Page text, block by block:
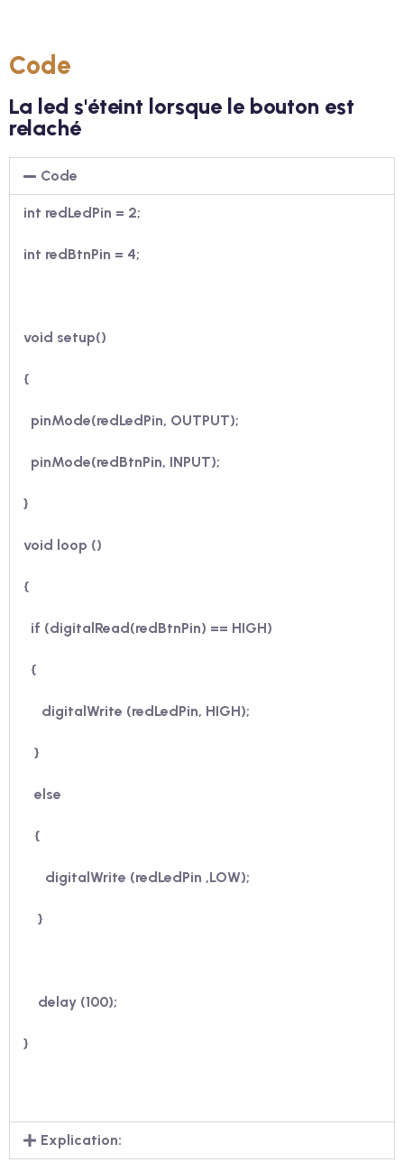
Code
La led s'éteint lorsque le bouton est
relaché
Code
int redLedPin = 2;
int redBtnPin = 4;
void setup()
{
pinMode(redLedPin, OUTPUT);
pinMode(redBtnPin, INPUT);
}
void loop ()
{
if (digitalRead(redBtnPin) == HIGH)
{
digitalWrite (redLedPin, HIGH);
}
else
{
digitalWrite (redLedPin ,LOW);
}
delay (100);
}
Explication: